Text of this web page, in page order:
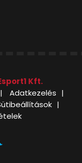
Kft.
Adatkezelés